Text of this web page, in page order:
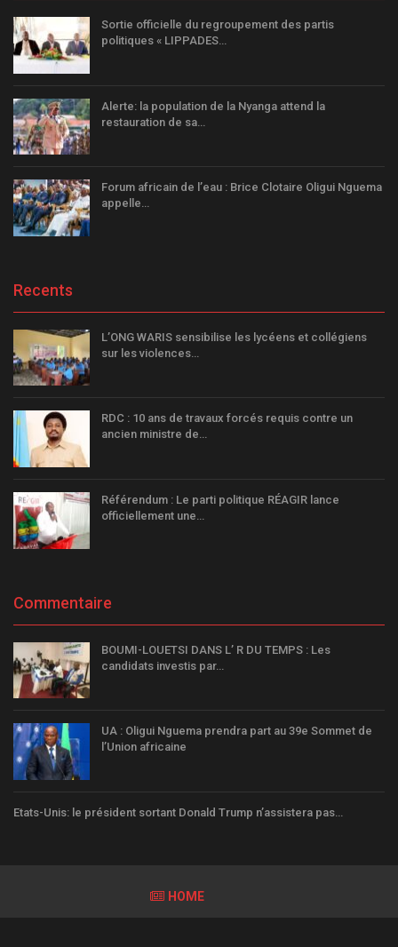
Sortie officielle du regroupement des partis
politiques « LIPPADES…
Alerte: la population de la Nyanga attend la
restauration de sa…
Forum africain de l’eau : Brice Clotaire Oligui Nguema
appelle…
Recents
L’ONG WARIS sensibilise les lycéens et collégiens
sur les violences…
RDC : 10 ans de travaux forcés requis contre un
ancien ministre de…
Référendum : Le parti politique RÉAGIR lance
officiellement une…
Commentaire
BOUMI-LOUETSI DANS L’ R DU TEMPS : Les
candidats investis par…
UA : Oligui Nguema prendra part au 39e Sommet de
l’Union africaine
Etats-Unis: le président sortant Donald Trump n’assistera pas…
HOME